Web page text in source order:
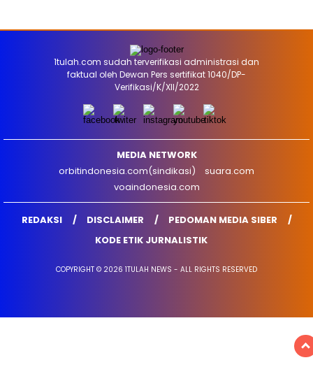
1tulah.com sudah terverifikasi administrasi dan
faktual oleh Dewan Pers sertifikat 1040/DP-
Verifikasi/K/XII/2022
MEDIA NETWORK
orbitindonesia.com(sindikasi)
suara.com
voaindonesia.com
REDAKSI DISCLAIMER
PEDOMAN MEDIA SIBER
KODE ETIK JURNALISTIK
COPYRIGHT © 2026 1TULAH NEWS - ALL RIGHTS RESERVED